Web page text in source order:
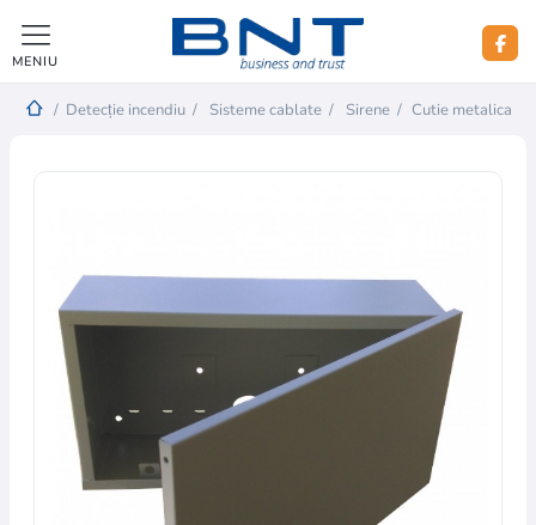
MENIU
/ Detecție incendiu / Sisteme cablate / Sirene / Cutie metalica